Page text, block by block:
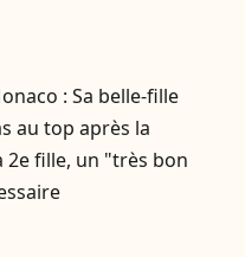
: Sa belle-fille
au top après la
2e fille, un "très bon